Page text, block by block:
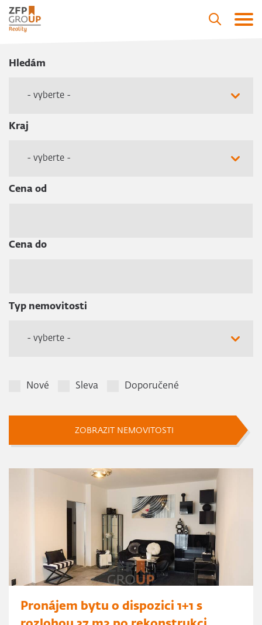
Hledám
- vyberte -
Kraj
- vyberte -
Cena od
Cena do
Typ nemovitosti
- vyberte -
Nové Sleva Doporučené
ZOBRAZIT NEMOVITOSTI
Pronájem bytu o dispozici 1+1 s